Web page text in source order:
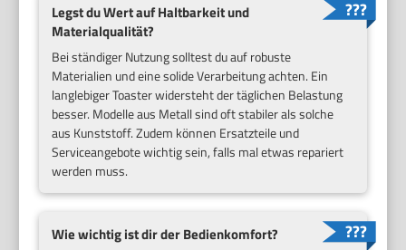
Legst du Wert auf Haltbarkeit und
Materialqualität?
Bei ständiger Nutzung solltest du auf robuste
Materialien und eine solide Verarbeitung achten. Ein
langlebiger Toaster widersteht der täglichen Belastung
besser. Modelle aus Metall sind oft stabiler als solche
aus Kunststoff. Zudem können Ersatzteile und
Serviceangebote wichtig sein, falls mal etwas repariert
werden muss.
Wie wichtig ist dir der Bedienkomfort?